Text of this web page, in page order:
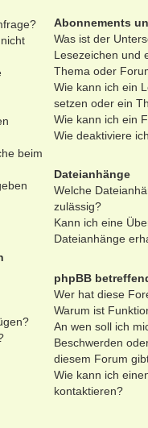
beim
Abonnements
Was ist der
Lesezeichen und
Thema oder
Wie kann ich ein
setzen oder ein
Wie kann ich ein
Wie deaktiviere
Dateianhänge
Welche
zulässig?
Kann ich eine
Dateianhänge
phpBB
Wer hat diese
Warum ist
An wen soll ich
Beschwerden
diesem Forum
Wie kann ich
kontaktieren?